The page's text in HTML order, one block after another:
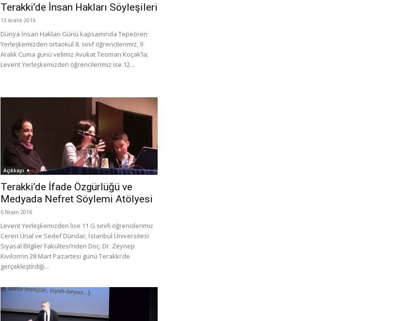
Terakki’de İnsan Hakları Söyleşileri
13 Aralık 2016
Dünya İnsan Hakları Günü kapsamında Tepeören
Yerleşkemizden ortaokul 8. sınıf öğrencilerimiz, 9
Aralık Cuma günü velimiz Avukat Teoman Koçak’la;
Levent Yerleşkemizden öğrencilerimiz ise 12...
Açıkkapı
Terakki’de İfade Özgürlüğü ve
Medyada Nefret Söylemi Atölyesi
6 Nisan 2016
Levent Yerleşkemizden lise 11 G sınıfı öğrencilerimiz
Ceren Ünal ve Sedef Dündar, İstanbul Üniversitesi
Siyasal Bilgiler Fakültesi’nden Doç. Dr. Zeynep
Kıvılcım’ın 28 Mart Pazartesi günü Terakki'de
gerçekleştirdiği...